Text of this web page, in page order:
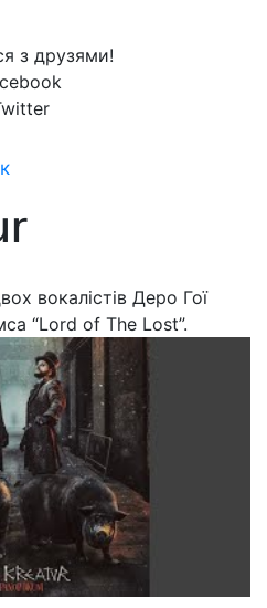
з друзями!
вокалістів Деро Гої
“Lord of The Lost”.